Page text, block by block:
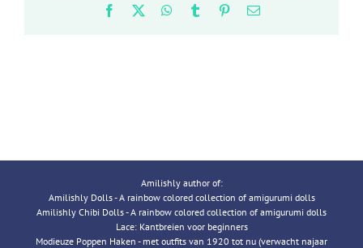
Facebook WhatsApp
Tumblr PinterestEmail
Amilishly author of:
Amilishly Dolls - A rainbow colored collection of amigurumi dolls
Amilishly Chibi Dolls - A rainbow colored collection of amigurumi dolls
Lace: Kantbreien voor beginners
Modieuze Poppen Haken - met outfits van 1920 tot nu (verwacht najaar